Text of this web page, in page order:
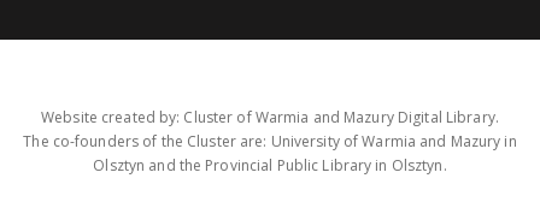
Website created by: Cluster of Warmia and Mazury Digital Library.
The co-founders of the Cluster are: University of Warmia and Mazury in
Olsztyn and the Provincial Public Library in Olsztyn.